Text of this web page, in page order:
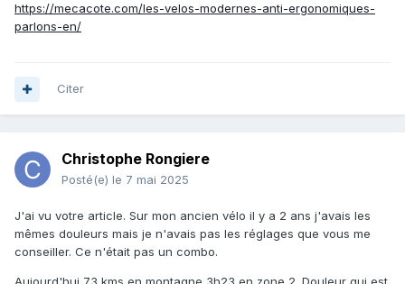
https://mecacote.com/les-velos-modernes-anti-ergonomiques-
parlons-en/
Citer
Christophe Rongiere
Posté(e) le 7 mai 2025
J'ai vu votre article. Sur mon ancien vélo il y a 2 ans j'avais les
mêmes douleurs mais je n'avais pas les réglages que vous me
conseiller. Ce n'était pas un combo.